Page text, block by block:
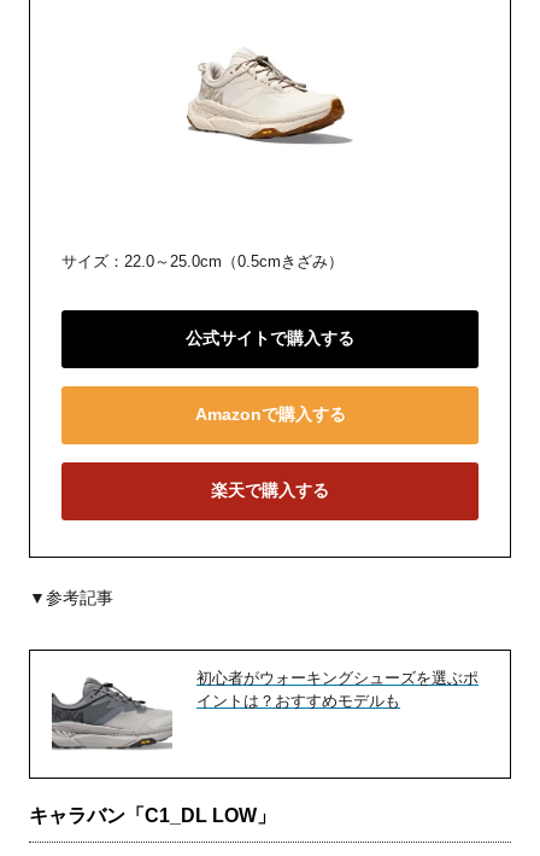
サイズ：22.0～25.0cm（0.5cmきざみ）
公式サイトで購入する
Amazonで購入する
楽天で購入する
▼参考記事
初心者がウォーキングシューズを選ぶポ
イントは？おすすめモデルも
キャラバン「C1_DL LOW」